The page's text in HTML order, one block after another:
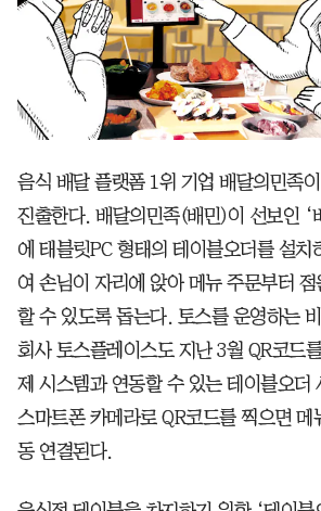
음식 배달 플랫폼 1위 기업 배달의민족
진출한다. 배달의민족(배민)이 선보인 ‘
에 태블릿PC 형태의 테이블오더를 설치
여 손님이 자리에 앉아 메뉴 주문부터
할 수 있도록 돕는다. 토스를 운영하는
회사 토스플레이스도 지난 3월 QR코드
제 시스템과 연동할 수 있는 테이블오더
스마트폰 카메라로 QR코드를 찍으면 메
동 연결된다.